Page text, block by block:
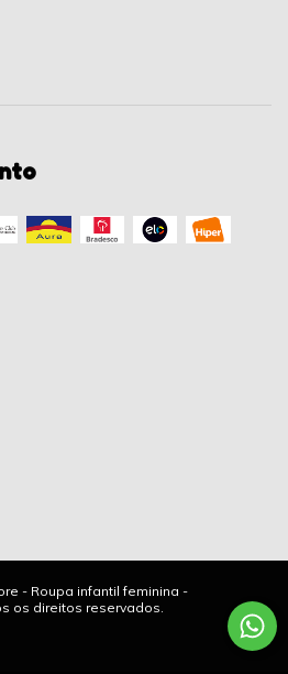
- Roupa infantil feminina -
os direitos reservados.